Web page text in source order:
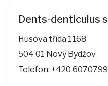
Dents-denticulus
Husova třída 1168
504 01 Nový Bydžov
Telefon: +420